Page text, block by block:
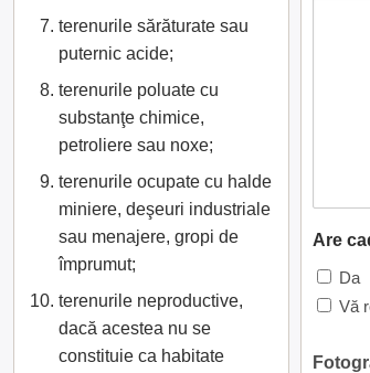
Are
Da
Vă
terenurile sărăturate sau
puternic acide;
terenurile poluate cu
substanţe chimice,
petroliere sau noxe;
terenurile ocupate cu halde
miniere, deşeuri industriale
sau menajere, gropi de
împrumut;
terenurile neproductive,
dacă acestea nu se
constituie ca habitate